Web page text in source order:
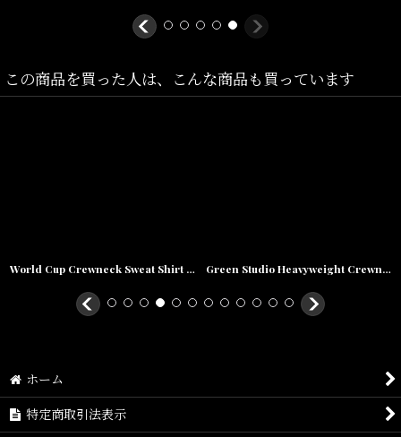
この商品を買った人は、こんな商品も買っています
World Cup Crewneck Sweat Shirt クルーネック スウェット シャツ Black Green Studio Heavyweight Crewneck Sweat Shirt ヘヴィ スウェット クルーネック カレッジ ロゴ Black
ホーム
特定商取引法表示